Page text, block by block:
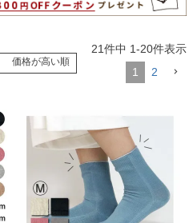
価格が高い順
21件中 1-20件表示
1
2